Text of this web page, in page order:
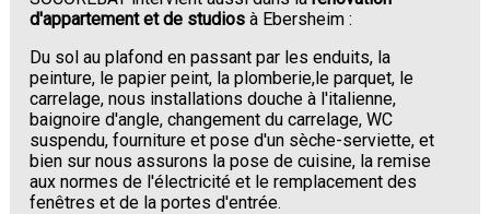
d'appartement et de studios à Ebersheim :
Du sol au plafond en passant par les enduits, la
peinture, le papier peint, la plomberie,le parquet, le
carrelage, nous installations douche à l'italienne,
baignoire d'angle, changement du carrelage, WC
suspendu, fourniture et pose d'un sèche-serviette, et
bien sur nous assurons la pose de cuisine, la remise
aux normes de l'électricité et le remplacement des
fenêtres et de la portes d'entrée.